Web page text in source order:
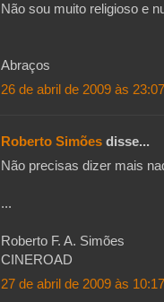
Não sou muito religioso e
Abraços
26 de abril de 2009 às 23:07
Roberto Simões disse...
Não precisas dizer mais
...
Roberto F. A. Simões
CINEROAD
27 de abril de 2009 às 10:17